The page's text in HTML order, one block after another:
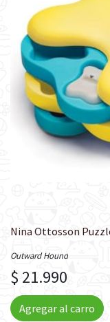
Nina Ottosson
Outward Hound
$ 21.990
Agregar al carro